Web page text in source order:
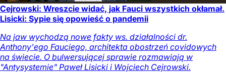
Cejrowski: Wreszcie widać, jak Fauci wszystkich okłamał.
Lisicki: Sypie się opowieść o pandemii
Na jaw wychodzą nowe fakty ws. działalności dr.
Anthony'ego Fauciego, architekta obostrzeń covidowych
na świecie. O bulwersującej sprawie rozmawiają w
"Antysystemie" Paweł Lisicki i Wojciech Cejrowski.